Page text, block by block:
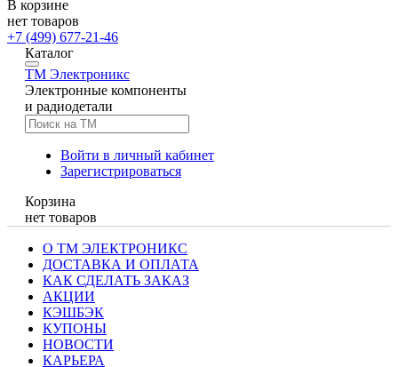
В корзине
нет товаров
+7 (499) 677-21-46
Каталог
TM Электроникс
Электронные компоненты
и радиодетали
Войти в личный кабинет
Зарегистрироваться
Корзина
нет товаров
О ТМ ЭЛЕКТРОНИКС
ДОСТАВКА И ОПЛАТА
КАК СДЕЛАТЬ ЗАКАЗ
АКЦИИ
КЭШБЭК
КУПОНЫ
НОВОСТИ
КАРЬЕРА